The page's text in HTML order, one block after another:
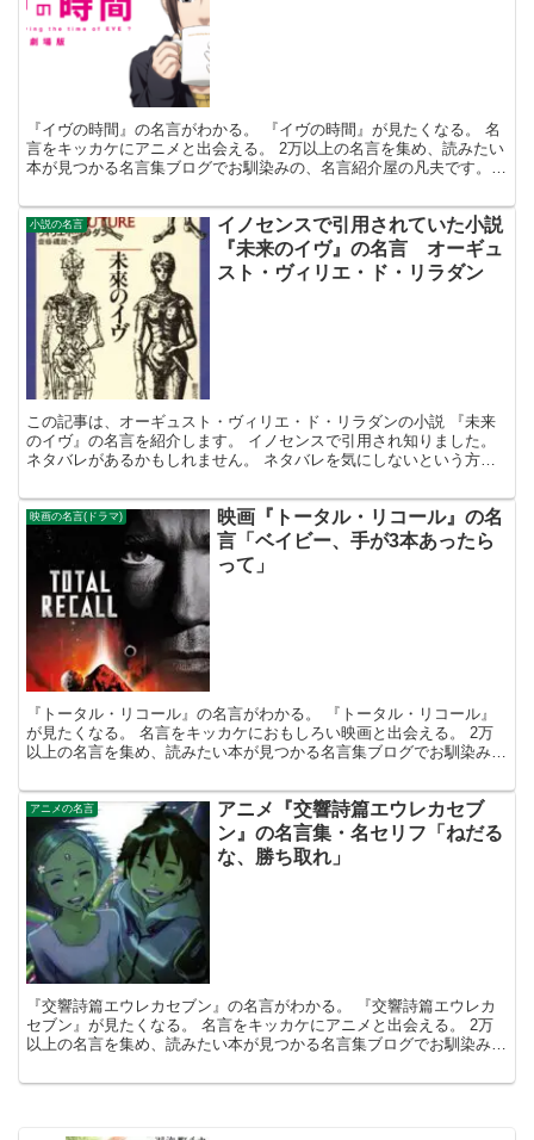
『イヴの時間』の名言がわかる。 『イヴの時間』が見たくなる。 名
言をキッカケにアニメと出会える。 2万以上の名言を集め、読みたい
本が見つかる名言集ブログでお馴染みの、名言紹介屋の凡夫です。
小説の名言
イノセンスで引用されていた小説
『未来のイヴ』の名言 オーギュ
スト・ヴィリエ・ド・リラダン
この記事は、オーギュスト・ヴィリエ・ド・リラダンの小説 『未来
のイヴ』の名言を紹介します。 イノセンスで引用され知りました。
ネタバレがあるかもしれません。 ネタバレを気にしないという方
映画の名言(ドラマ)
映画『トータル・リコール』の名
言「ベイビー、手が3本あったら
って」
『トータル・リコール』の名言がわかる。 『トータル・リコール』
が見たくなる。 名言をキッカケにおもしろい映画と出会える。 2万
以上の名言を集め、読みたい本が見つかる名言集ブログでお馴染み
アニメの名言
アニメ『交響詩篇エウレカセブ
ン』の名言集・名セリフ「ねだる
な、勝ち取れ」
『交響詩篇エウレカセブン』の名言がわかる。 『交響詩篇エウレカ
セブン』が見たくなる。 名言をキッカケにアニメと出会える。 2万
以上の名言を集め、読みたい本が見つかる名言集ブログでお馴染み